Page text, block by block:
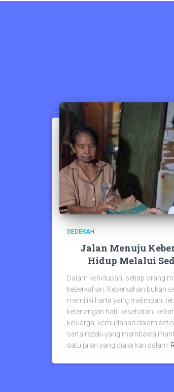
SEDEKAH
Jalan Menuju
Hidup Melalui
Dalam kehidupan, setiap orang
keberkahan. Keberkahan bukan
memiliki harta yang melimpah,
ketenangan hati, kesehatan,
keluarga, kemudahan dalam
serta rezeki yang membawa
satu jalan yang diajarkan dalam